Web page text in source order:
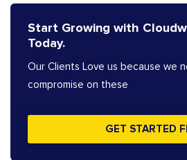
Start Growing with
Today.
Our Clients Love us because we
compromise on these
GET STARTED